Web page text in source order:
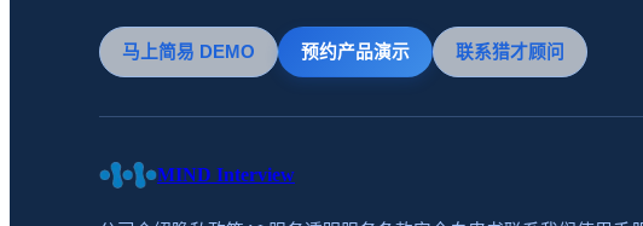
马上简易 DEMO 预约产品演示 联系猎才顾问
MIND Interview